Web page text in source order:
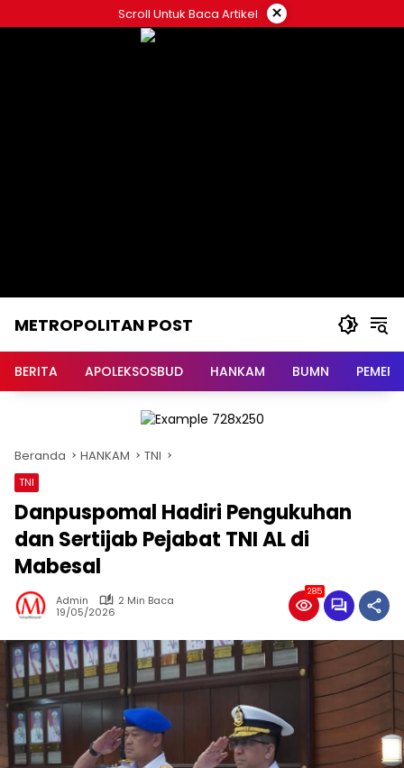
ke
Scroll Untuk Baca Artikel ×
METROPOLITAN POST
BERITA APOLEKSOSBUD HANKAM BUMN
Beranda HANKAM TNI
TNI
Danpuspomal Hadiri Pengukuhan
dan Sertijab Pejabat TNI AL di
Mabesal
Admin
2 Min Baca
19/05/2026
285